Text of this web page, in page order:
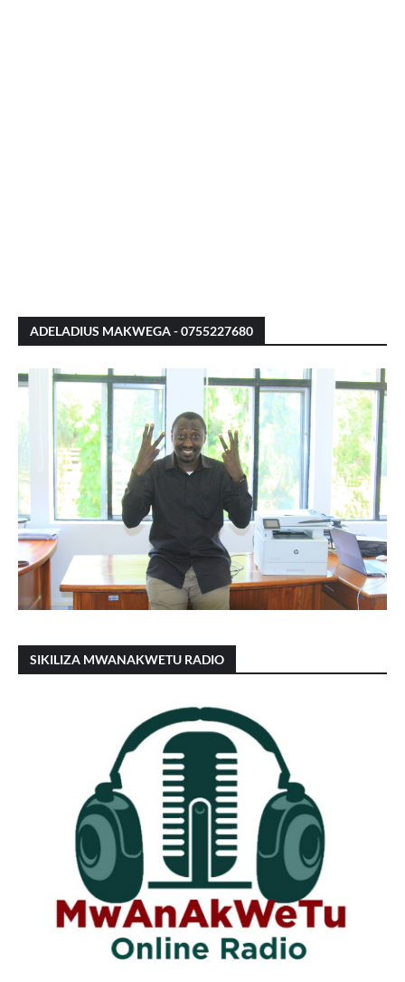
ADELADIUS MAKWEGA - 0755227680
SIKILIZA MWANAKWETU RADIO